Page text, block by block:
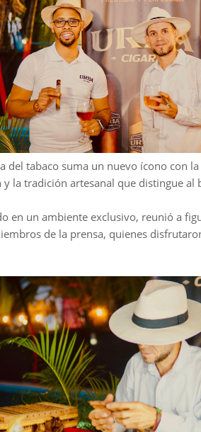
del tabaco suma un nuevo ícono con
la tradición artesanal que distingue al
en un ambiente exclusivo, reunió a
de la prensa, quienes